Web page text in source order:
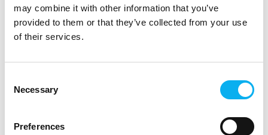
may combine it with other information that you’ve
provided to them or that they’ve collected from your use
of their services.
Selection
Necessary
Preferences
ekspert, Rasmus Bisgaard fra Nvidia, Thomas Heilbuth
fra TTI og Tommi Sørensen fra GOmeasure sætter ord
på elektronik- og teknologibranchens mødested.